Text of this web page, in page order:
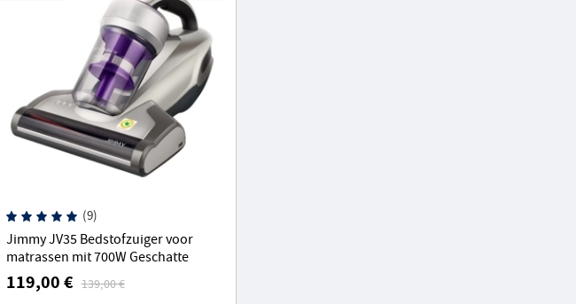
(9)
Jimmy JV35 Bedstofzuiger voor
matrassen mit 700W Geschatte
Macht, UV-licht&hete windfunctie,
Bed Stofzuiger
119,00 € 139,00 €